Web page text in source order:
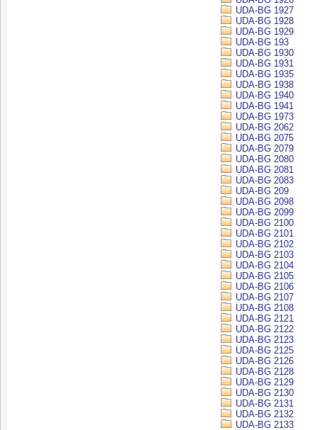
UDA-BG 1927
UDA-BG 1928
UDA-BG 1929
UDA-BG 193
UDA-BG 1930
UDA-BG 1931
UDA-BG 1935
UDA-BG 1938
UDA-BG 1940
UDA-BG 1941
UDA-BG 1973
UDA-BG 2062
UDA-BG 2075
UDA-BG 2079
UDA-BG 2080
UDA-BG 2081
UDA-BG 2083
UDA-BG 209
UDA-BG 2098
UDA-BG 2099
UDA-BG 2100
UDA-BG 2101
UDA-BG 2102
UDA-BG 2103
UDA-BG 2104
UDA-BG 2105
UDA-BG 2106
UDA-BG 2107
UDA-BG 2108
UDA-BG 2121
UDA-BG 2122
UDA-BG 2123
UDA-BG 2125
UDA-BG 2126
UDA-BG 2128
UDA-BG 2129
UDA-BG 2130
UDA-BG 2131
UDA-BG 2132
UDA-BG 2133